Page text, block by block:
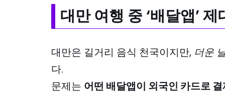
대만 여행 중 ‘배달앱’
대만은 길거리 음식 천국이지만, 더운
다.
문제는 어떤 배달앱이 외국인 카드로